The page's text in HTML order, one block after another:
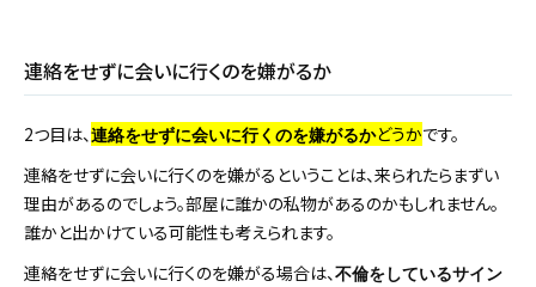
連絡をせずに会いに行くのを嫌がるか
2つ目は、連絡をせずに会いに行くのを嫌がるかどうかです。
連絡をせずに会いに行くのを嫌がるということは、来られたらまずい
理由があるのでしょう。部屋に誰かの私物があるのかもしれません。
誰かと出かけている可能性も考えられます。
連絡をせずに会いに行くのを嫌がる場合は、不倫をしているサイン